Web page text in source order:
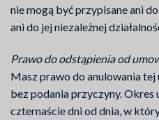
nie mogą być przypisane ani
ani do jej niezależnej
Prawo do odstąpienia od
Masz prawo do anulowania
bez podania przyczyny. Okres
czternaście dni od dnia, w